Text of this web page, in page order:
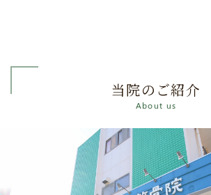
当院のご紹介
About us